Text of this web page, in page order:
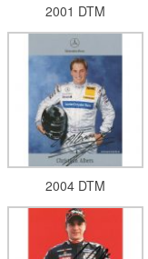
2001 DTM
2004 DTM